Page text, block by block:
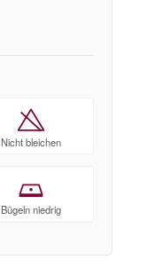
Nicht bleichen
Bügeln niedrig